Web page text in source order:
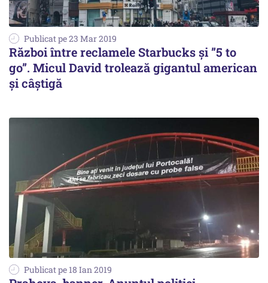
Publicat pe 23 Mar 2019
Război între reclamele Starbucks și ”5 to
go”. Micul David trolează gigantul american
și câștigă
Publicat pe 18 Ian 2019